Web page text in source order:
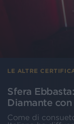
LE ALTRE
Sfera
Diamante
Come di